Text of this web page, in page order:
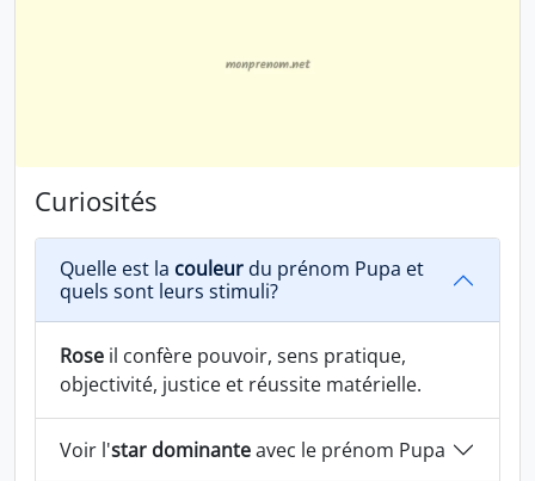
Curiosités
Quelle est la couleur du prénom Pupa et
quels sont leurs stimuli?
Rose il confère pouvoir, sens pratique,
objectivité, justice et réussite matérielle.
Voir l'star dominanteavec le prénom Pupa